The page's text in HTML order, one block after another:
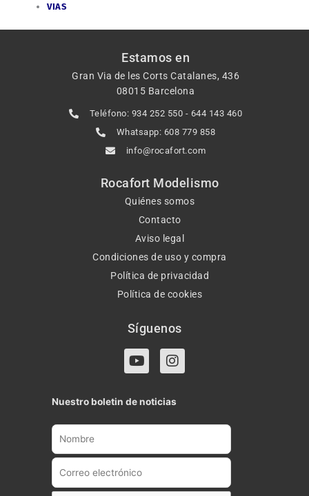
VIAS
Estamos en
Gran Via de les Corts Catalanes, 436
08015 Barcelona
Teléfono: 934 252 550 - 644 143 460
Whatsapp: 608 779 858
info@rocafort.com
Rocafort Modelismo
Quiénes somos
Contacto
Aviso legal
Condiciones de uso y compra
Política de privacidad
Política de cookies
Síguenos
Y
o
t
u
b
I
n
t
a
g
a
Nuestro boletin de noticias